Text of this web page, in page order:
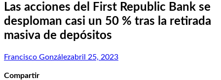
Las acciones del First Republic Bank se
desploman casi un 50 % tras la retirada
masiva de depósitos
Francisco Gonzálezabril 25, 2023
Compartir